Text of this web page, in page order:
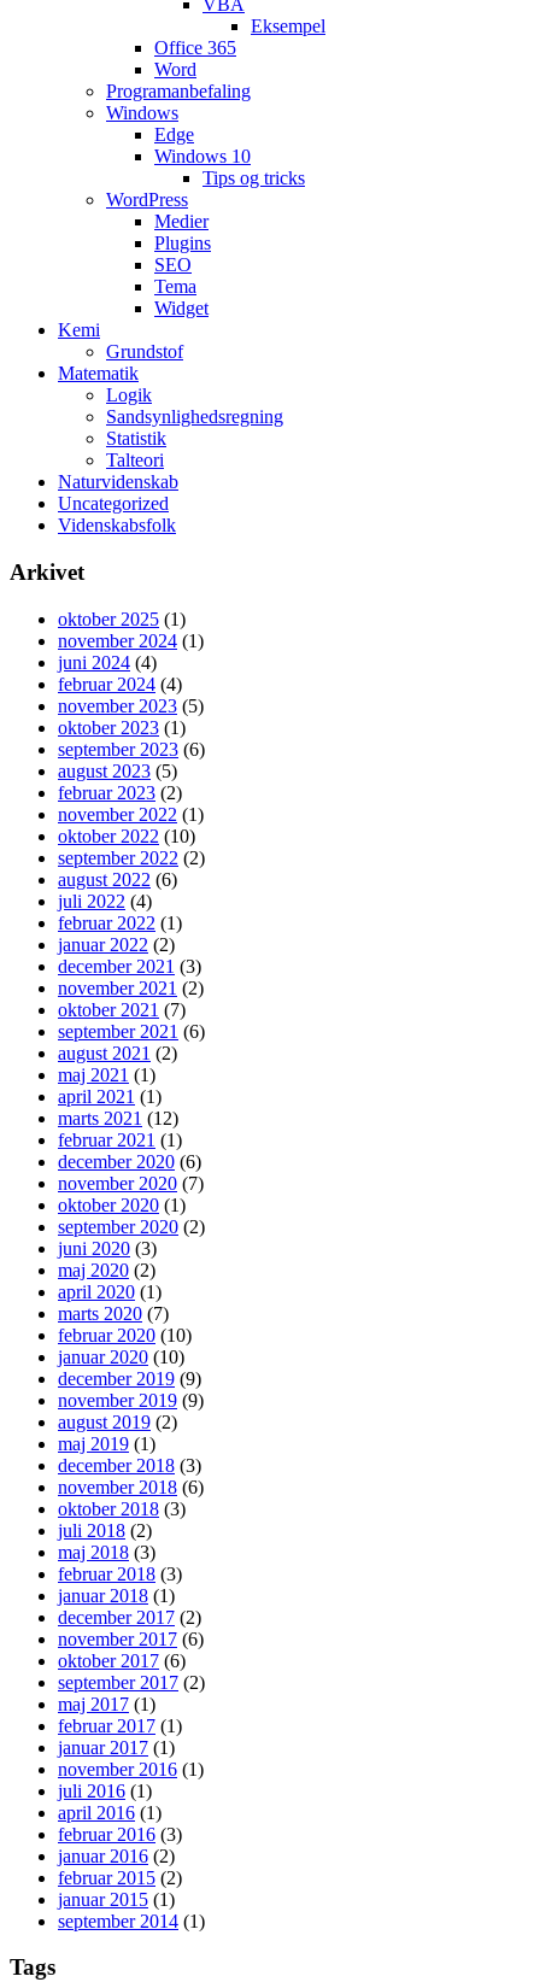
VBA
Eksempel
Office 365
Word
Programanbefaling
Windows
Edge
Windows 10
Tips og tricks
WordPress
Medier
Plugins
SEO
Tema
Widget
Kemi
Grundstof
Matematik
Logik
Sandsynlighedsregning
Statistik
Talteori
Naturvidenskab
Uncategorized
Videnskabsfolk
Arkivet
oktober 2025 (1)
november 2024 (1)
juni 2024 (4)
februar 2024 (4)
november 2023 (5)
oktober 2023 (1)
september 2023 (6)
august 2023 (5)
februar 2023 (2)
november 2022 (1)
oktober 2022 (10)
september 2022 (2)
august 2022 (6)
juli 2022 (4)
februar 2022 (1)
januar 2022 (2)
december 2021 (3)
november 2021 (2)
oktober 2021 (7)
september 2021 (6)
august 2021 (2)
maj 2021 (1)
april 2021 (1)
marts 2021 (12)
februar 2021 (1)
december 2020 (6)
november 2020 (7)
oktober 2020 (1)
september 2020 (2)
juni 2020 (3)
maj 2020 (2)
april 2020 (1)
marts 2020 (7)
februar 2020 (10)
januar 2020 (10)
december 2019 (9)
november 2019 (9)
august 2019 (2)
maj 2019 (1)
december 2018 (3)
november 2018 (6)
oktober 2018 (3)
juli 2018 (2)
maj 2018 (3)
februar 2018 (3)
januar 2018 (1)
december 2017 (2)
november 2017 (6)
oktober 2017 (6)
september 2017 (2)
maj 2017 (1)
februar 2017 (1)
januar 2017 (1)
november 2016 (1)
juli 2016 (1)
april 2016 (1)
februar 2016 (3)
januar 2016 (2)
februar 2015 (2)
januar 2015 (1)
september 2014 (1)
Tags